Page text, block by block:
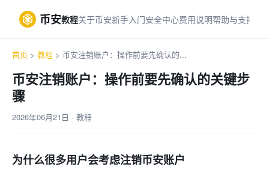
币安教程关于币安新手入门安全中心费用说明帮助与支持
首页 > 教程 > 币安注销账户：操作前要先确认的...
币安注销账户：操作前要先确认的关键步
骤
2026年06月21日 · 教程
为什么很多用户会考虑注销币安账户